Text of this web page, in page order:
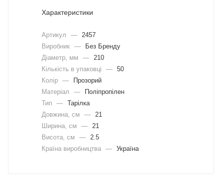
Характеристики
Артикул —
2457
Виробник —
Без Бренду
Діаметр, мм
—
210
Кількість в упаковці
— 50
Колір —
Прозорий
Матеріал
—
Поліпропілен
Тип
— Тарілка
Довжина, cм
—
21
Ширина, cм
—
21
Висота, см
—
2.5
Країна виробництва — Україна